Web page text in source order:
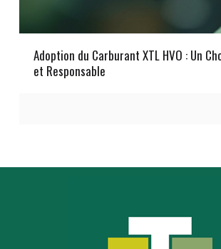
Adoption du Carburant XTL HVO : Un
et Responsable